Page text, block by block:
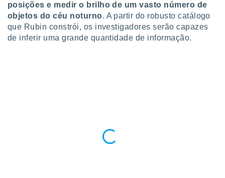
posições e medir o brilho de um vasto número de
objetos do céu noturno. A partir do robusto catálogo
que Rubin constrói, os investigadores serão capazes
de inferir uma grande quantidade de informação.